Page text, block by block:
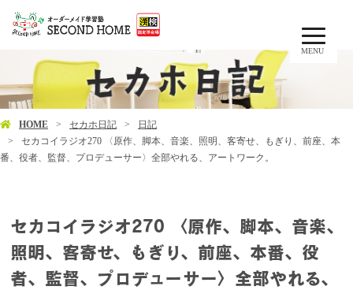
MENU
HOME セカホ日記
日記
セカコイラジオ270 〈原作、脚本、音楽、照明、客寄せ、もぎり、前座、本
番、役者、監督、プロデューサー〉全部やれる、アートワーク。
セカコイラジオ270 〈原作、脚本、音楽、
照明、客寄せ、もぎり、前座、本番、役
者、監督、プロデューサー〉全部やれる、